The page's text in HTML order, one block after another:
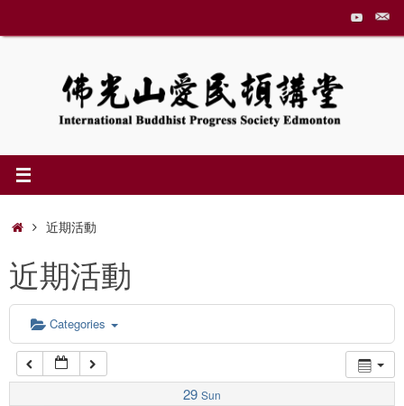
to
Home近期活動
近期活動
Categories
29 Sun
3:00 am
5:00 am
6:00 am
7:00 am